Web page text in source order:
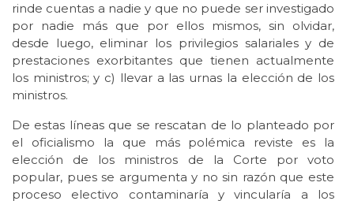
rinde cuentas a nadie y que no puede ser investigado
por nadie más que por ellos mismos, sin olvidar,
desde luego, eliminar los privilegios salariales y de
prestaciones exorbitantes que tienen actualmente
los ministros; y c) llevar a las urnas la elección de los
ministros.
De estas líneas que se rescatan de lo planteado por
el oficialismo la que más polémica reviste es la
elección de los ministros de la Corte por voto
popular, pues se argumenta y no sin razón que este
proceso electivo contaminaría y vincularía a los